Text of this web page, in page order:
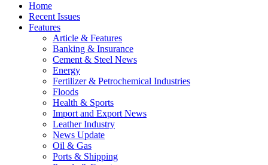
Home
Recent Issues
Features
Article & Features
Banking & Insurance
Cement & Steel News
Energy
Fertilizer & Petrochemical Industries
Floods
Health & Sports
Import and Export News
Leather Industry
News Update
Oil & Gas
Ports & Shipping